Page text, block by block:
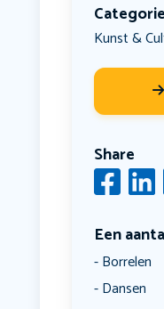
Categorie
Kunst &
Share
Een
Borrelen
Dansen